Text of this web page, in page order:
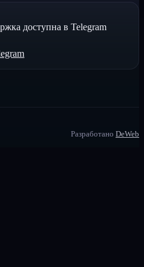
доступна в Telegram
Разработано DeWeb